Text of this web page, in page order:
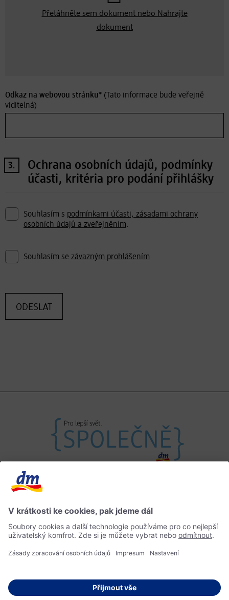
Přetáhněte sem dokument nebo Nahrajte
dokument
Odkaz na webovou stránku* (Tato informace bude veřejně
viditelná)
3.
Ochrana osobních údajů, podmínky
účasti, kritéria pro podání přihlášky
Souhlasím s podmínkami účasti, zásadami ochrany
osobních údajů a zveřejněním.
Souhlasím se závazným prohlášením
ODESLAT
Impressum Informace o přístupnosti